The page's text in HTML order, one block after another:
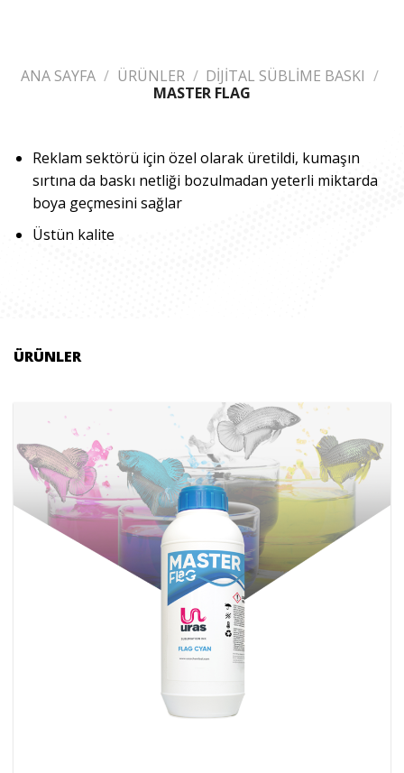
ANA SAYFA / ÜRÜNLER / DİJİTAL SÜBLİME BASKI /
MASTER FLAG
Reklam sektörü için özel olarak üretildi, kumaşın
sırtına da baskı netliği bozulmadan yeterli miktarda
boya geçmesini sağlar
Üstün kalite
ÜRÜNLER